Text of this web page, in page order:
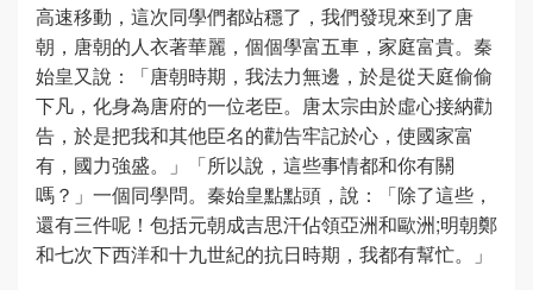
高速移動，這次同學們都站穩了，我們發現來到了唐
朝，唐朝的人衣著華麗，個個學富五車，家庭富貴。秦
始皇又說：「唐朝時期，我法力無邊，於是從天庭偷偷
下凡，化身為唐府的一位老臣。唐太宗由於虛心接納勸
告，於是把我和其他臣名的勸告牢記於心，使國家富
有，國力強盛。」「所以說，這些事情都和你有關
嗎？」一個同學問。秦始皇點點頭，說：「除了這些，
還有三件呢！包括元朝成吉思汗佔領亞洲和歐洲;明朝鄭
和七次下西洋和十九世紀的抗日時期，我都有幫忙。」